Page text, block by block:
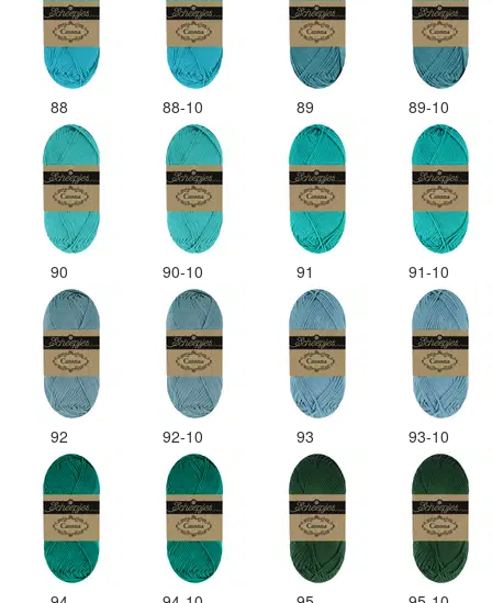
88 88-10 89 89-10
90 90-10 91 91-10
92 92-10 93 93-10